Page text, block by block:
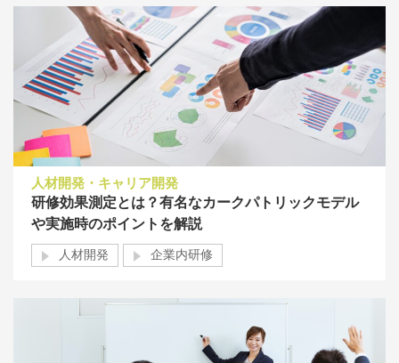
人材開発・キャリア開発
研修効果測定とは？有名なカークパトリックモデル
や実施時のポイントを解説
人材開発 企業内研修